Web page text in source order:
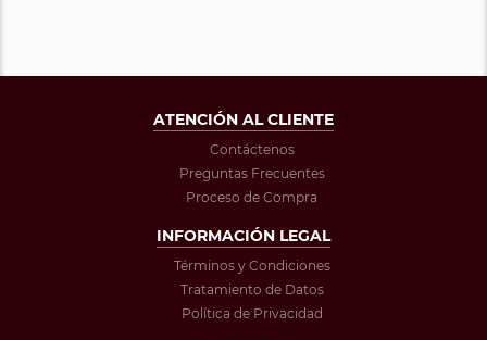
ATENCIÓN AL CLIENTE
Contáctenos
Preguntas Frecuentes
Proceso de Compra
INFORMACIÓN LEGAL
Términos y Condiciones
Tratamiento de Datos
Política de Privacidad